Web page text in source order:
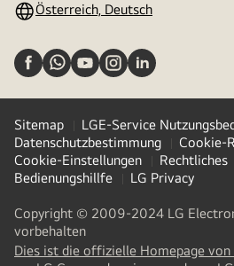
Österreich, Deutsch
Sitemap
LGE-Service
Datenschutzbestimmung
Cookie-
Cookie-Einstellungen
Rechtliches
Bedienungshillfe
LG Privacy
Copyright © 2009-2024 LG
vorbehalten
Dies ist die offizielle Homepage von